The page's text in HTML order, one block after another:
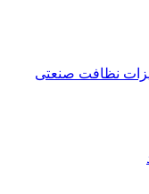
نظافت صنعتی